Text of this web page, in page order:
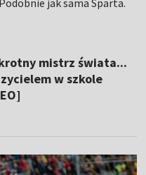
jak sama Sparta.
mistrz świata...
w szkole